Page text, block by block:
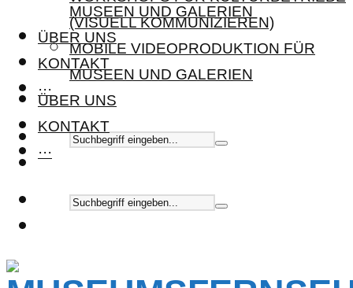
MUSEEN UND GALERIEN
ÜBER UNS
KONTAKT
···
(VISUELL KOMMUNIZIEREN)
MOBILE VIDEOPRODUKTION FÜR
MUSEEN UND GALERIEN
ÜBER UNS
KONTAKT
···